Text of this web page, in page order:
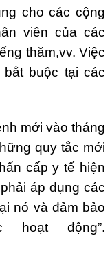
cho các cộng
viên của các
thăm,vv. Việc
buộc tại các
mới vào tháng
quy tắc mới
cấp y tế hiện
áp dụng các
nó và đảm bảo
động”.